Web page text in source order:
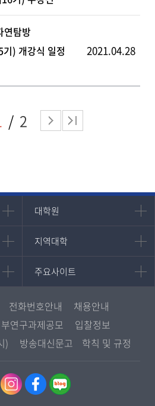
연탐방
) 개강식 일정
2021.04.28
2
대학원
대학원
대학원
경영대학원
지역대학
지역대학
지역대학 포털
서울지역대학
대구경북지역대학
인천지역대학
광주전남지역대학
울산지역대학
경기지역대학
주요사이트
주요사이트
멘토링
진로심리상담
교육정보화본부
국립대학육성사업
전화번호안내
채용안내
연구과제공모
입찰정보
)
방송대신문고 학칙 및 규정